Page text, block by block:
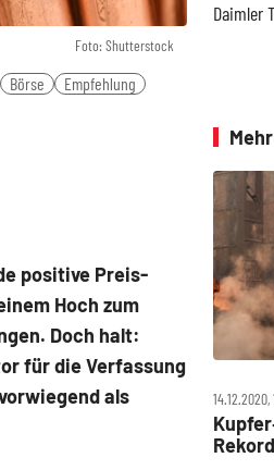
Foto: Shutterstock
Börse
Empfehlung
positive Preis-
Hoch zum
Doch halt:
für die Verfassung
als
Daimler